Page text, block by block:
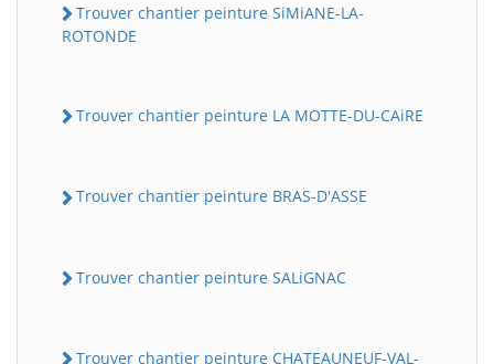
Trouver chantier peinture SiMiANE-LA-
ROTONDE
Trouver chantier peinture LA MOTTE-DU-CAiRE
Trouver chantier peinture BRAS-D'ASSE
Trouver chantier peinture SALiGNAC
Trouver chantier peinture CHATEAUNEUF-VAL-